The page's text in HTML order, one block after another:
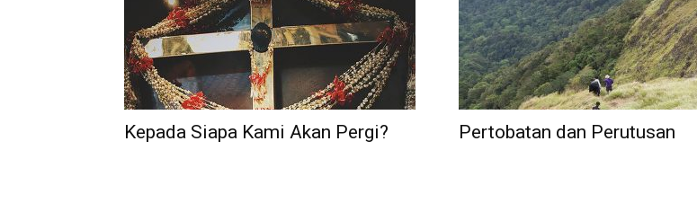
Kepada Siapa Kami Akan Pergi? Pertobatan dan Perutusan